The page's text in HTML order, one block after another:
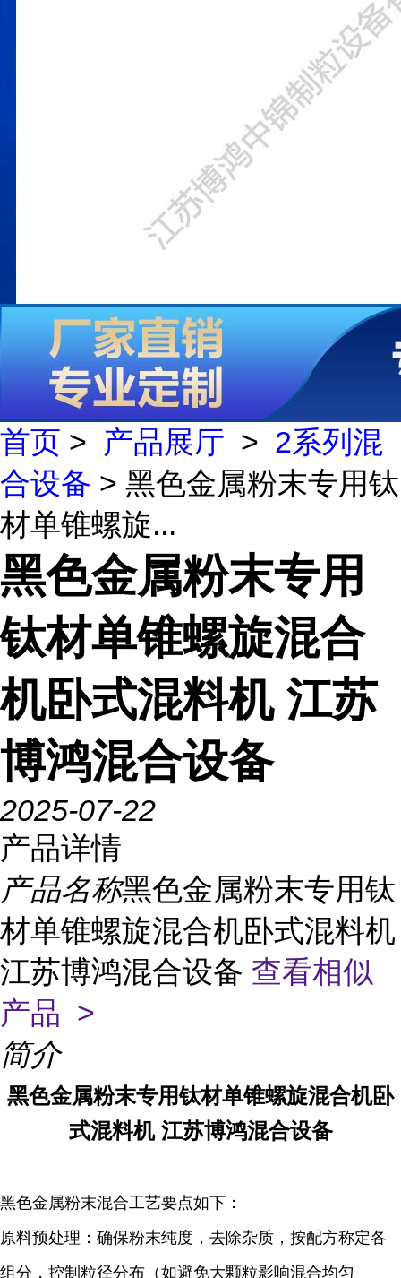
首页 > 产品展厅 > 2系列混
合设备 > 黑色金属粉末专用钛
材单锥螺旋...
黑色金属粉末专用
钛材单锥螺旋混合
机卧式混料机 江苏
博鸿混合设备
2025-07-22
产品详情
产品名称黑色金属粉末专用钛
材单锥螺旋混合机卧式混料机
江苏博鸿混合设备 查看相似
产品 >
简介
黑色金属粉末专用钛材单锥螺旋混合机卧
式混料机 江苏博鸿混合设备
黑色金属粉末混合工艺要点如下：
原料预处理：确保粉末纯度，去除杂质，按配方称定各
组分，控制粒径分布（如避免大颗粒影响混合均匀